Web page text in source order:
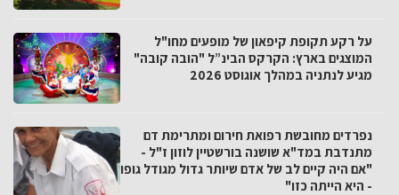
על רקע תקופת קיפאון של מופעים מחו"ל
המוצגים בארץ: הקרקס הבינ”ל "הובה קובה"
מגיע לנתניה במהלך אוגוסט 2026
נפרדים מחובשת רפואת חירום ומתרימת דם
מתנדבת במד"א שושנה בורשטיין לוזון ז"ל -
"אם היה קיים לב של אדם שיותר גדול מגודל גופו
- היא הייתה כזו"